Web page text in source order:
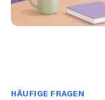
HÄUFIGE FRAGEN